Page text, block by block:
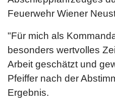
Feuerwehr Wiener
"Für mich als
besonders wertvolles
Arbeit geschätzt und
Pfeiffer nach der
Ergebnis.